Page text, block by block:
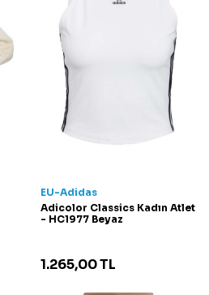
EU-Adidas
Adicolor Classics Kadın Atlet
- HC1977 Beyaz
1.265,00TL